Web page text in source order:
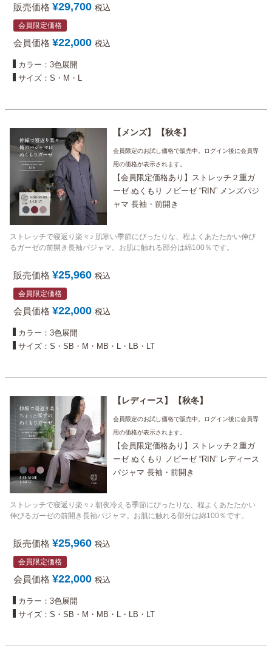
販売価格 ¥29,700 税込
会員限定価格
会員価格 ¥22,000 税込
カラー：3色展開
サイズ：S・M・L
メンズ 秋冬
会員限定のお試し価格で販売中。ログイン後に会員専
用の価格が表示されます。
【会員限定価格あり】ストレッチ２重ガ
ーゼ ぬくもり ノビーゼ “RIN” メンズパジ
ャマ 長袖・前開き
ストレッチで寝返り楽々♪ 肌寒い季節にぴったりな、程よくあたたかい伸び
るガーゼの前開き長袖パジャマ。お肌に触れる部分は綿100％です。
販売価格 ¥25,960 税込
会員限定価格
会員価格 ¥22,000 税込
カラー：3色展開
サイズ：S・SB・M・MB・L・LB・LT
レディース 秋冬
会員限定のお試し価格で販売中。ログイン後に会員専
用の価格が表示されます。
【会員限定価格あり】ストレッチ２重ガ
ーゼ ぬくもり ノビーゼ “RIN” レディース
パジャマ 長袖・前開き
ストレッチで寝返り楽々♪ 朝夜冷える季節にぴったりな、程よくあたたかい
伸びるガーゼの前開き長袖パジャマ。お肌に触れる部分は綿100％です。
販売価格 ¥25,960 税込
会員限定価格
会員価格 ¥22,000 税込
カラー：3色展開
サイズ：S・SB・M・MB・L・LB・LT